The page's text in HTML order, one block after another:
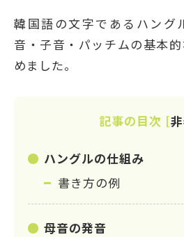
韓国語の文字であるハング
音・子音・パッチムの基本
めました。
記事の目次 [
ハングルの仕組み
書き方の例
母音の発音